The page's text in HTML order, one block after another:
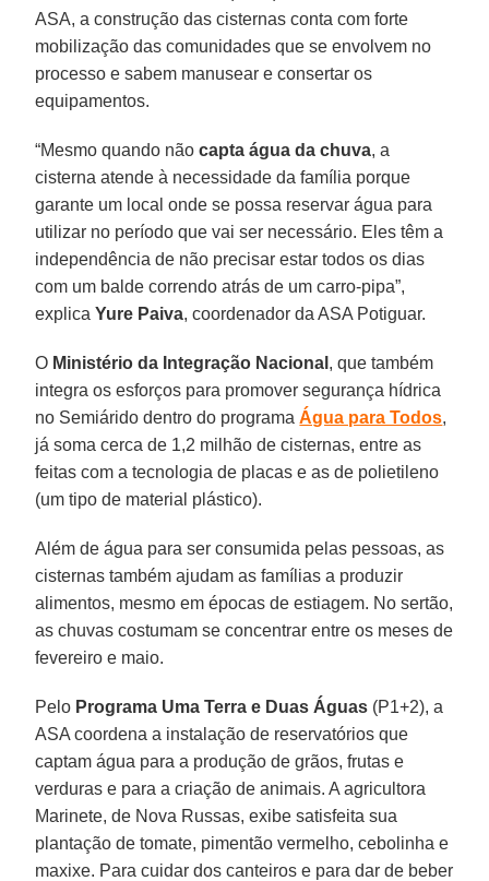
ASA, a construção das cisternas conta com forte
mobilização das comunidades que se envolvem no
processo e sabem manusear e consertar os
equipamentos.
“Mesmo quando nãocapta água da chuva, a
cisterna atende à necessidade da família porque
garante um local onde se possa reservar água para
utilizar no período que vai ser necessário. Eles têm a
independência de não precisar estar todos os dias
com um balde correndo atrás de um carro-pipa”,
explicaYure Paiva, coordenador da ASA Potiguar.
O Ministério da Integração Nacional , que também
integra os esforços para promover segurança hídrica
no Semiárido dentro do programaÁgua para Todos,
já soma cerca de 1,2 milhão de cisternas, entre as
feitas com a tecnologia de placas e as de polietileno
(um tipo de material plástico).
Além de água para ser consumida pelas pessoas, as
cisternas também ajudam as famílias a produzir
alimentos, mesmo em épocas de estiagem. No sertão,
as chuvas costumam se concentrar entre os meses de
fevereiro e maio.
Pelo Programa Uma Terra e Duas Águas (P1+2), a
ASA coordena a instalação de reservatórios que
captam água para a produção de grãos, frutas e
verduras e para a criação de animais. A agricultora
Marinete, de Nova Russas, exibe satisfeita sua
plantação de tomate, pimentão vermelho, cebolinha e
maxixe. Para cuidar dos canteiros e para dar de beber